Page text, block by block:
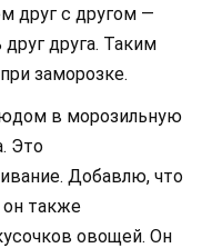
друг с другом —
друга. Таким
заморозке.
в морозильную
Это
Добавлю, что
он также
овощей. Он